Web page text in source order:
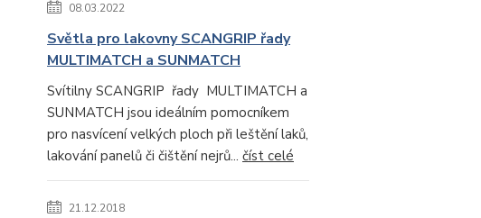
08.03.2022
Světla pro lakovny SCANGRIP řady
MULTIMATCH a SUNMATCH
Svítilny SCANGRIP řady MULTIMATCH a
SUNMATCH jsou ideálním pomocníkem
pro nasvícení velkých ploch při leštění laků,
lakování panelů či čištění nejrů... číst celé
21.12.2018